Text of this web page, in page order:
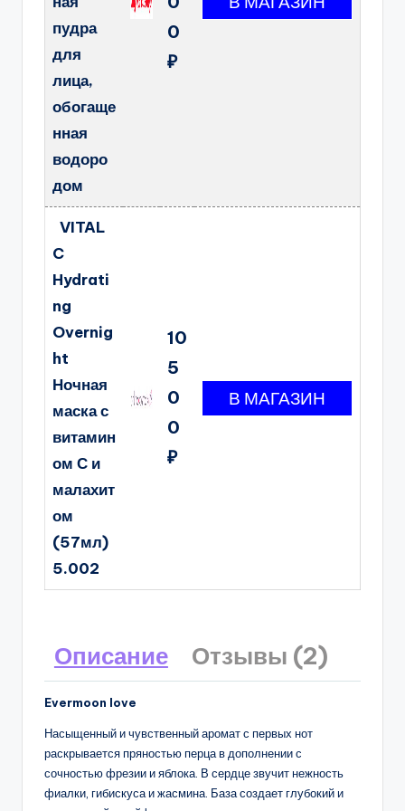
пудра
для
лица,
обогаще
нная
водоро
дом
0
₽
VITAL
C
Hydrati
ng
Overnig
ht
Ночная
маска с
витамин
ом С и
малахит
ом
(57мл)
5.002
10
5
0
0
₽
Описание Отзывы (2)
Evermoon love
Насыщенный и чувственный аромат с первых нот
раскрывается пряностью перца в дополнении с
сочностью фрезии и яблока. В сердце звучит нежность
фиалки, гибискуса и жасмина. База создает глубокий и